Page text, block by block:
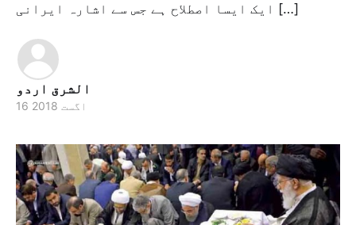
ایک ایسا اصطلاح ہے جس سے اشارہ ایرانی […]
الشرق اردو
16 اگست 2018